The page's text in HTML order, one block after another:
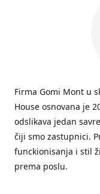
Firma Gomi Mont u
House osnovana je
odslikava jedan
čiji smo zastupnici.
funckionisanja i stil
prema poslu.